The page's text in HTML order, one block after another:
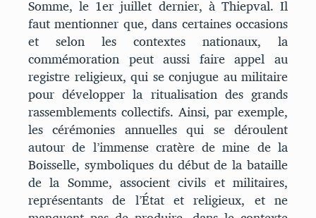
Somme, le 1er juillet dernier, à Thiepval. Il
faut mentionner que, dans certaines occasions
et selon les contextes nationaux, la
commémoration peut aussi faire appel au
registre religieux, qui se conjugue au militaire
pour développer la ritualisation des grands
rassemblements collectifs. Ainsi, par exemple,
les cérémonies annuelles qui se déroulent
autour de l’immense cratère de mine de la
Boisselle, symboliques du début de la bataille
de la Somme, associent civils et militaires,
représentants de l’État et religieux, et ne